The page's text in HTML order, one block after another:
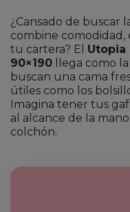
¿Cansado de buscar
combine comodidad,
tu cartera? El Utopia
90×190 llega como
buscan una cama
útiles como los
Imagina tener tus
al alcance de la
colchón.